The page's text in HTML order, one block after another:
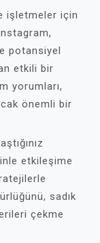
işletmeler için
potansiyel
etkili bir
yorumları,
önemli bir
etkileşime
sadık
çekme